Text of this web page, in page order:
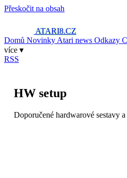
Přeskočit na obsah
ATARI8.CZ
Domů Novinky Atari news Odkazy
více ▾
RSS
HW setup
Doporučené hardwarové sestavy